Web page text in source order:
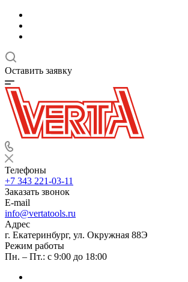
Оставить заявку
Телефоны
+7 343 221-03-11
Заказать звонок
E-mail
info@vertatools.ru
Адрес
г. Екатеринбург, ул. Окружная 88Э
Режим работы
Пн. – Пт.: с 9:00 до 18:00